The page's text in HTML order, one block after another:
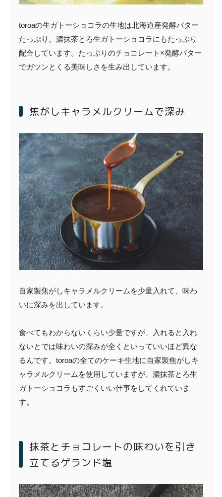
toroaの生ガトーショコラの生地は北海道産発酵バター
たっぷり。濃抹茶とろ生ガトーショコラにもたっぷり
配合しています。たっぷりのチョコレート×発酵バター
でガツンとくる美味しさを生み出しています。
焦がしキャラメルクリームで深み
自家製焦がしキャラメルクリームを少量入れて、味わ
いに深みを出しています。
食べてもわからないくらい少量ですが、入れると入れ
ないとでは味わいの深みが全くといっていいほど異な
るんです。toroaの全てのケーキ生地に自家製焦がしキ
ャラメルクリームを使用していますが、濃抹茶とろ生
ガトーショコラもすごくいい仕事をしてくれていま
す。
抹茶とチョコレートの味わいを引き
立てるゲランド塩